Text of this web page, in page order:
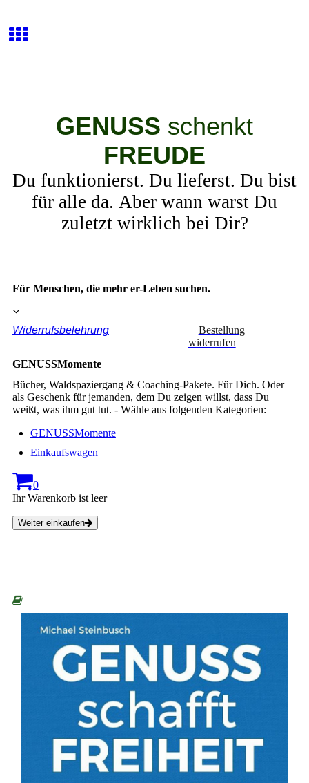
GENUSS schenkt
FREUDE
Du funktionierst. Du lieferst. Du bist
für alle da. Aber wann warst Du
zuletzt wirklich bei Dir?
Für Menschen, die mehr er-Leben suchen.
Bestellung
widerrufen
Widerrufsbelehrung
GENUSSMomente
Bücher, Waldspaziergang & Coaching-Pakete. Für Dich. Oder
als Geschenk für jemanden, dem Du zeigen willst, dass Du
weißt, was ihm gut tut. - Wähle aus folgenden Kategorien:
GENUSSMomente
Einkaufswagen
0
Ihr Warenkorb ist leer
Weiter einkaufen